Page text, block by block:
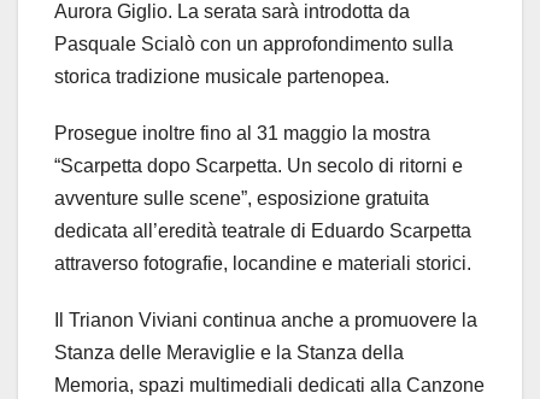
Aurora Giglio. La serata sarà introdotta da
Pasquale Scialò con un approfondimento sulla
storica tradizione musicale partenopea.
Prosegue inoltre fino al 31 maggio la mostra
“Scarpetta dopo Scarpetta. Un secolo di ritorni e
avventure sulle scene”, esposizione gratuita
dedicata all’eredità teatrale di Eduardo Scarpetta
attraverso fotografie, locandine e materiali storici.
Il Trianon Viviani continua anche a promuovere la
Stanza delle Meraviglie e la Stanza della
Memoria, spazi multimediali dedicati alla Canzone